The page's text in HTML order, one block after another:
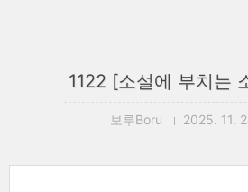
1122 [소설에 부치는
보루Boru 2025. 11.